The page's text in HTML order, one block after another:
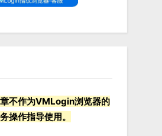
不作为VMLogin浏览器的
操作指导使用。